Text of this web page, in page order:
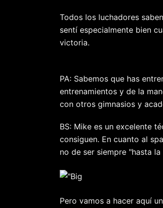
Todos los luchadores
sentí especialmente bien
victoria.
PA: Sabemos que has
entrenamientos y de la
con otros gimnasios y
BS: Mike es un excelente
consiguen. En cuanto al
no de ser siempre "hasta
Pero vamos a hacer aquí